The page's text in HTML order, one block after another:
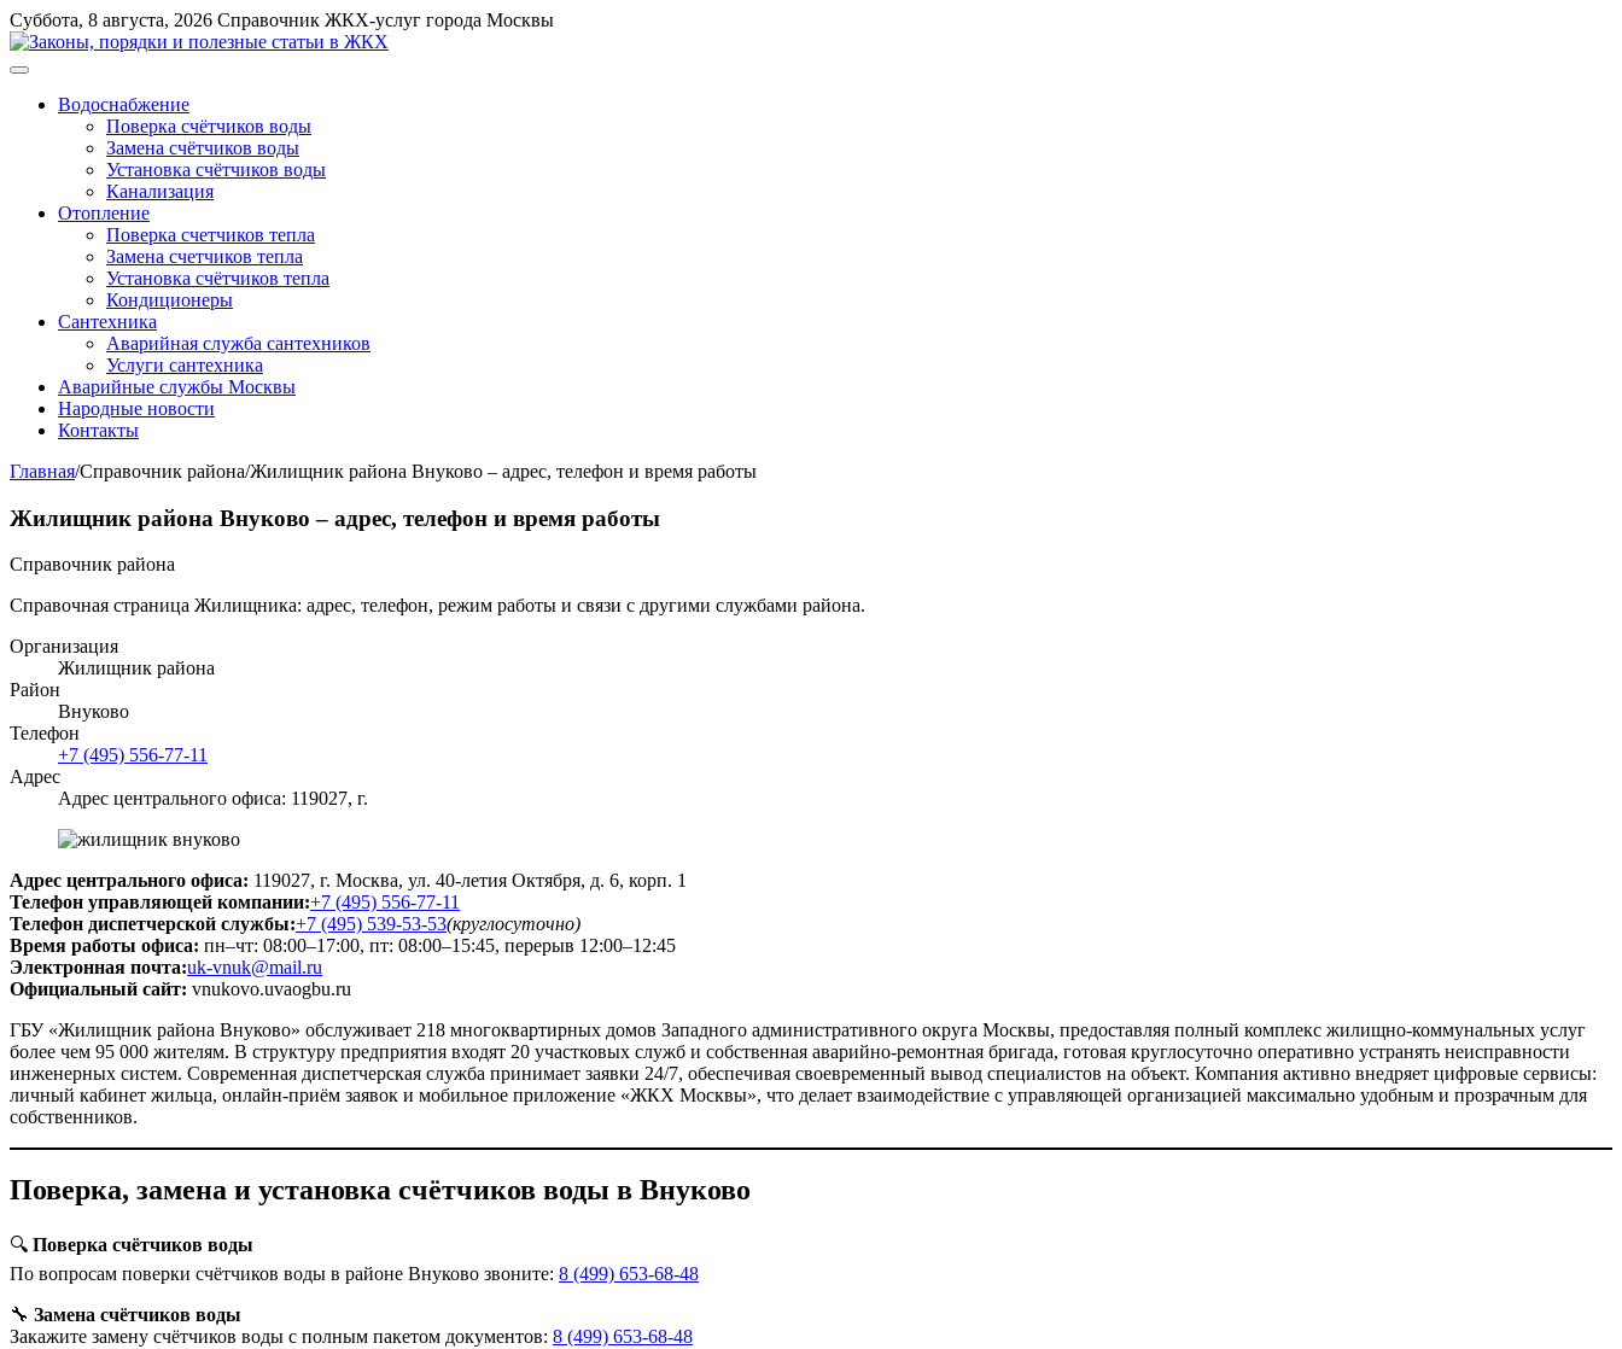
Перейти
к
содержимому
Суббота, 8 августа, 2026 Справочник ЖКХ-услуг города Москвы
Меню
Водоснабжение
Поверка счётчиков воды
Замена счётчиков воды
Установка счётчиков воды
Канализация
Отопление
Поверка счетчиков тепла
Замена счетчиков тепла
Установка счётчиков тепла
Кондиционеры
Сантехника
Аварийная служба сантехников
Услуги сантехника
Аварийные службы Москвы
Народные новости
Контакты
Главная/Справочник района/Жилищник района Внуково – адрес, телефон и время работы
Жилищник района Внуково – адрес, телефон и время работы
Справочник района
Справочная страница Жилищника: адрес, телефон, режим работы и связи с другими службами района.
Организация
Жилищник района
Район
Внуково
Телефон
+7 (495) 556-77-11
Адрес
Адрес центрального офиса: 119027, г.
Адрес центрального офиса: 119027, г. Москва, ул. 40-летия Октября, д. 6, корп. 1
Телефон управляющей компании:+7 (495) 556-77-11
Телефон диспетчерской службы:+7 (495) 539-53-53(круглосуточно)
Время работы офиса: пн–чт: 08:00–17:00, пт: 08:00–15:45, перерыв 12:00–12:45
Электронная почта:uk-vnuk@mail.ru
Официальный сайт: vnukovo.uvaogbu.ru
ГБУ «Жилищник района Внуково» обслуживает 218 многоквартирных домов Западного административного округа Москвы, предоставляя полный комплекс жилищно-коммунальных услуг
более чем 95 000 жителям. В структуру предприятия входят 20 участковых служб и собственная аварийно-ремонтная бригада, готовая круглосуточно оперативно устранять неисправности
инженерных систем. Современная диспетчерская служба принимает заявки 24/7, обеспечивая своевременный вывод специалистов на объект. Компания активно внедряет цифровые сервисы:
личный кабинет жильца, онлайн-приём заявок и мобильное приложение «ЖКХ Москвы», что делает взаимодействие с управляющей организацией максимально удобным и прозрачным для
собственников.
Поверка, замена и установка счётчиков воды в Внуково
🔍 Поверка счётчиков воды
По вопросам поверки счётчиков воды в районе Внуково звоните: 8 (499) 653-68-48
🔧 Замена счётчиков воды
Закажите замену счётчиков воды с полным пакетом документов: 8 (499) 653-68-48